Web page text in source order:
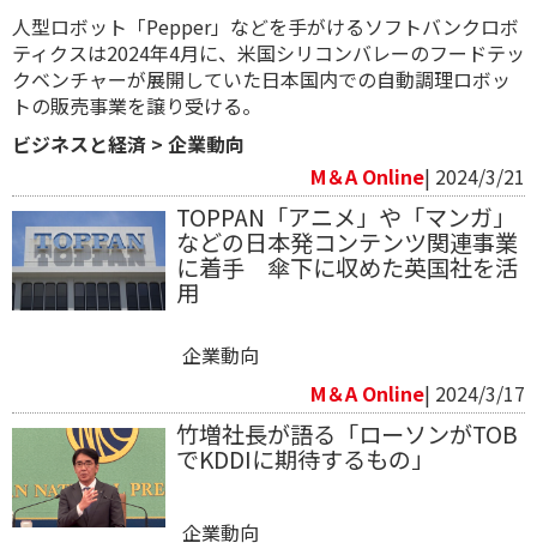
人型ロボット「Pepper」などを手がけるソフトバンクロボ
ティクスは2024年4月に、米国シリコンバレーのフードテッ
クベンチャーが展開していた日本国内での自動調理ロボッ
トの販売事業を譲り受ける。
ビジネスと経済 > 企業動向
M＆A Online| 2024/3/21
TOPPAN「アニメ」や「マンガ」
などの日本発コンテンツ関連事業
に着手 傘下に収めた英国社を活
用
企業動向
M＆A Online| 2024/3/17
竹増社長が語る「ローソンがTOB
でKDDIに期待するもの」
企業動向